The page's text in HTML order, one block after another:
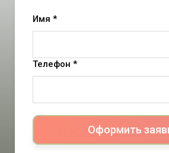
Имя *
Телефон *
Оформить